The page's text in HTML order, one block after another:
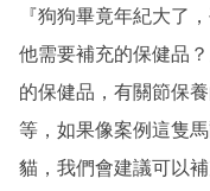
『狗狗畢竟年紀大了
他需要補充的保健品
的保健品，有關節保
等，如果像案例這隻
貓，我們會建議可以